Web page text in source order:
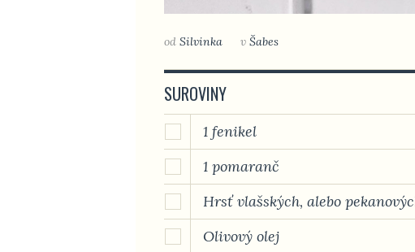
od Silvinka v Šabes
SUROVINY
1 fenikel
1 pomaranč
Hrsť vlašských, alebo
Olivový olej